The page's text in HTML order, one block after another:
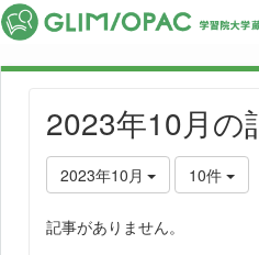
2023年10月の
2023年10月 10件
記事がありません。